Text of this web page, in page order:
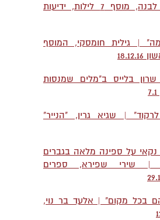
פייסבוק | יוני לבנה, מוסף 7 לילות, ידיעות
| גילית חומסקי, המוסף
בלייס ב"מלים שמנסות
| שגיא גרין, "הנייר"
על ספינה מלאה בגברים
| שירי שפירא, ספרים
בכל מקום" | אלעד בר נוי,